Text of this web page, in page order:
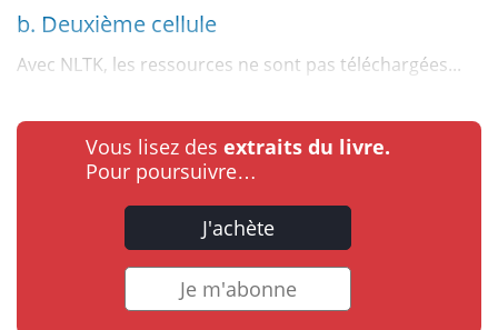
b. Deuxième cellule
Avec NLTK, les ressources ne sont pas téléchargées...
Vous lisez des extraits du livre.
Pour poursuivre…
J'achète
Je m'abonne